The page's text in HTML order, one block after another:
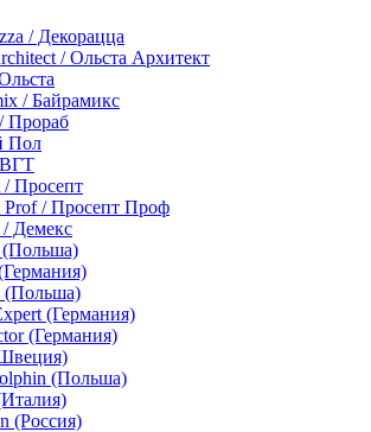
металлу
декоративные штукатурки
гипсокартона
штукатурку
универсальные, нейтральные
санитарные (антигрибковые)
для срубов
кровли
каминов
штукатурки и краски
для декора, патина
шелк
(эффект мрамора)
(эффект песчаных вихрей)
шпаклевка
/ Декорацца
/ Ольста Архитект
/ Байрамикс
Прораб
Пол
/ Просепт
Prof / Просепт Проф
/ Демекс
(Польша)
(Германия)
(Германия)
(Польша)
(Россия)